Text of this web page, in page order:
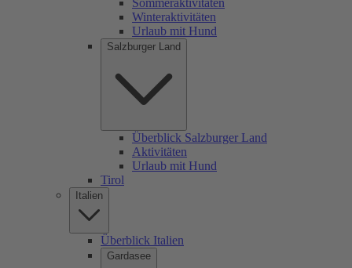
Sommeraktivitäten
Winteraktivitäten
Urlaub mit Hund
Salzburger Land
Überblick Salzburger Land
Aktivitäten
Urlaub mit Hund
Tirol
Italien
Überblick Italien
Gardasee